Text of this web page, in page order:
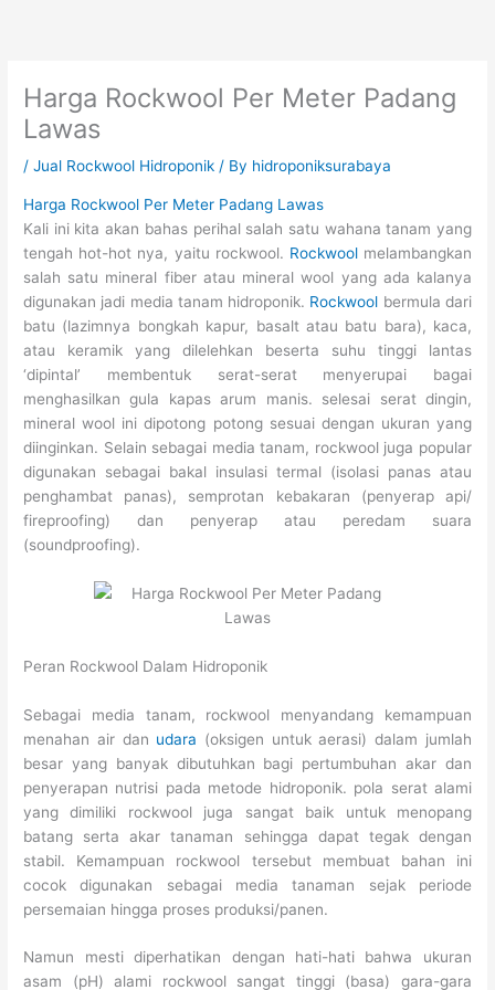
Harga Rockwool Per Meter Padang
Lawas
/Jual Rockwool Hidroponik / By hidroponiksurabaya
Harga Rockwool Per Meter Padang Lawas
Kali ini kita akan bahas perihal salah satu wahana tanam yang
tengah hot-hot nya, yaitu rockwool. Rockwoolmelambangkan
salah satu mineral fiber atau mineral wool yang ada kalanya
digunakan jadi media tanam hidroponik. Rockwool bermula dari
batu (lazimnya bongkah kapur, basalt atau batu bara), kaca,
atau keramik yang dilelehkan beserta suhu tinggi lantas
‘dipintal’ membentuk serat-serat menyerupai bagai
menghasilkan gula kapas arum manis. selesai serat dingin,
mineral wool ini dipotong potong sesuai dengan ukuran yang
diinginkan. Selain sebagai media tanam, rockwool juga popular
digunakan sebagai bakal insulasi termal (isolasi panas atau
penghambat panas), semprotan kebakaran (penyerap api/
fireproofing) dan penyerap atau peredam suara
(soundproofing).
Peran Rockwool Dalam Hidroponik
Sebagai media tanam, rockwool menyandang kemampuan
menahan air dan udara (oksigen untuk aerasi) dalam jumlah
besar yang banyak dibutuhkan bagi pertumbuhan akar dan
penyerapan nutrisi pada metode hidroponik. pola serat alami
yang dimiliki rockwool juga sangat baik untuk menopang
batang serta akar tanaman sehingga dapat tegak dengan
stabil. Kemampuan rockwool tersebut membuat bahan ini
cocok digunakan sebagai media tanaman sejak periode
persemaian hingga proses produksi/panen.
Namun mesti diperhatikan dengan hati-hati bahwa ukuran
asam (pH) alami rockwool sangat tinggi (basa) gara-gara